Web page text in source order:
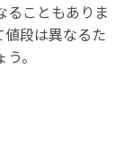
ることもありま
段は異なるた
。